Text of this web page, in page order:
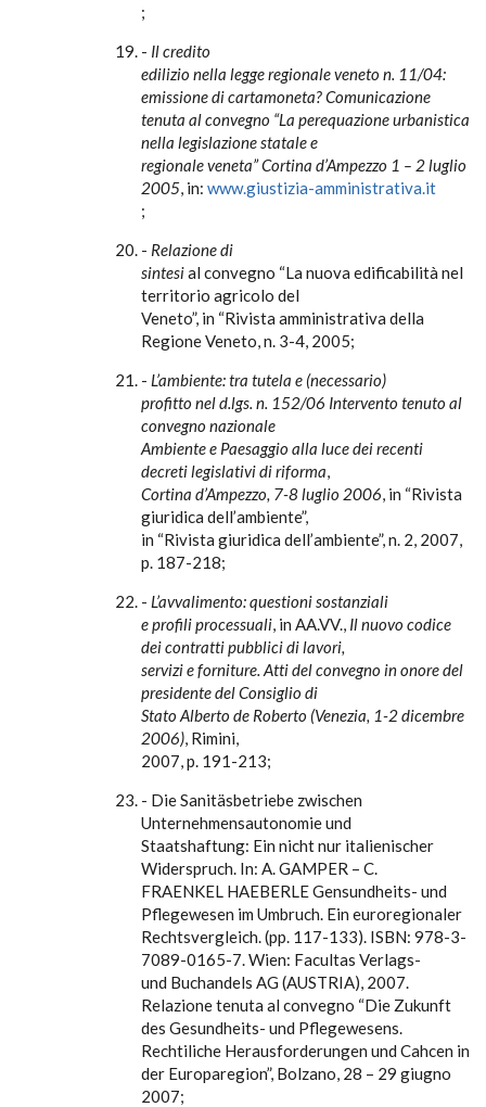
;
- Il credito
edilizio nella legge regionale veneto n. 11/04:
emissione di cartamoneta?Comunicazione
tenuta al convegno “La perequazione urbanistica
nella legislazione statale e
regionale veneta” Cortina d’Ampezzo 1 – 2 luglio
2005, in: www.giustizia-amministrativa.it
;
- Relazione di
sintesial convegno “La nuova edificabilità nel
territorio agricolo del
Veneto”, in “Rivista amministrativa della
Regione Veneto, n. 3-4, 2005;
- L’ambiente: tra tutela e (necessario)
profitto nel d.lgs. n. 152/06 Intervento tenuto al
convegno nazionale
Ambiente e Paesaggio alla luce dei recenti
decreti legislativi di riforma,
Cortina d’Ampezzo, 7-8 luglio 2006, in “Rivista
giuridica dell’ambiente”,
in “Rivista giuridica dell’ambiente”, n. 2, 2007,
p. 187-218;
- L’avvalimento: questioni sostanziali
e profili processuali, in AA.VV., Il nuovo codice
dei contratti pubblici di lavori,
servizi e forniture. Atti del convegno in onore del
presidente del Consiglio di
Stato Alberto de Roberto (Venezia, 1-2 dicembre
2006), Rimini,
2007, p. 191-213;
- Die Sanitäsbetriebe zwischen
Unternehmensautonomie und
Staatshaftung: Ein nicht nur italienischer
Widerspruch. In: A. GAMPER – C.
FRAENKEL HAEBERLE Gensundheits- und
Pflegewesen im Umbruch. Ein euroregionaler
Rechtsvergleich. (pp. 117-133). ISBN: 978-3-
7089-0165-7. Wien: Facultas Verlags-
und Buchandels AG (AUSTRIA), 2007.
Relazione tenuta al convegno “Die Zukunft
des Gesundheits- und Pflegewesens.
Rechtiliche Herausforderungen und Cahcen in
der Europaregion”, Bolzano, 28 – 29 giugno
2007;